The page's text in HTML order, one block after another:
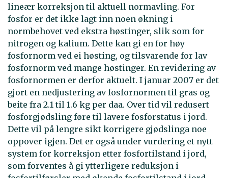
lineær korreksjon til aktuell normavling. For
fosfor er det ikke lagt inn noen økning i
normbehovet ved ekstra høstinger, slik som for
nitrogen og kalium. Dette kan gi en for høy
fosfornorm ved ei høsting, og tilsvarende for lav
fosfornorm ved mange høstinger. En revidering av
fosfornormen er derfor aktuelt. I januar 2007 er det
gjort en nedjustering av fosfornormen til gras og
beite fra 2.1 til 1.6 kg per daa. Over tid vil redusert
fosforgjødsling føre til lavere fosforstatus i jord.
Dette vil på lengre sikt korrigere gjødslinga noe
oppover igjen. Det er også under vurdering et nytt
system for korreksjon etter fosfortilstand i jord,
som forventes å gi ytterligere reduksjon i